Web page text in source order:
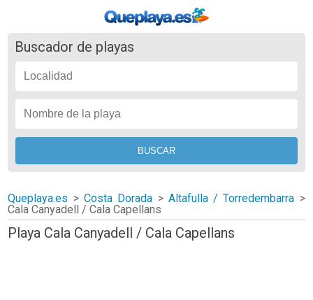
Buscador de playas
Queplaya.es > Costa Dorada > Altafulla / Torredembarra >
Cala Canyadell / Cala Capellans
Playa Cala Canyadell / Cala Capellans